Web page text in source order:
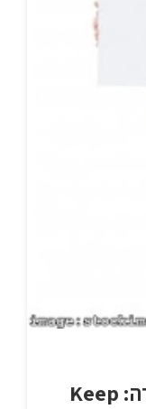
טיפ השבוע לחיפוש עבודה: Keep